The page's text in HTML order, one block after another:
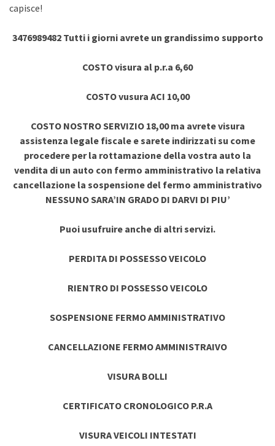
capisce!
3476989482 Tutti i giorni avrete un grandissimo supporto
COSTO visura al p.r.a 6,60
COSTO vusura ACI 10,00
COSTO NOSTRO SERVIZIO 18,00 ma avrete visura
assistenza legale fiscale e sarete indirizzati su come
procedere per la rottamazione della vostra auto la
vendita di un auto con fermo amministrativo la relativa
cancellazione la sospensione del fermo amministrativo
NESSUNO SARA’IN GRADO DI DARVI DI PIU’
Puoi usufruire anche di altri servizi.
PERDITA DI POSSESSO VEICOLO
RIENTRO DI POSSESSO VEICOLO
SOSPENSIONE FERMO AMMINISTRATIVO
CANCELLAZIONE FERMO AMMINISTRAIVO
VISURA BOLLI
CERTIFICATO CRONOLOGICO P.R.A
VISURA VEICOLI INTESTATI